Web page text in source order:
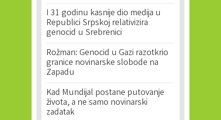
I 31 godinu kasnije dio medija u
Republici Srpskoj relativizira
genocid u Srebrenici
Rožman: Genocid u Gazi razotkrio
granice novinarske slobode na
Zapadu
Kad Mundijal postane putovanje
života, a ne samo novinarski
zadatak